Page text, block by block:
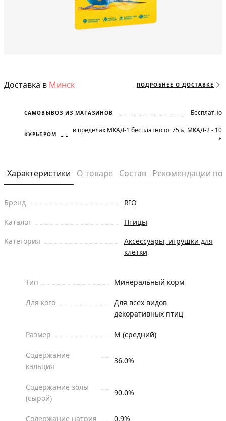
Доставка в Минск ПОДРОБНЕЕ О ДОСТАВКЕ
САМОВЫВОЗ ИЗ МАГАЗИНОВ Бесплатно
КУРЬЕРОМ в пределах МКАД-1 бесплатно от 75 BYN, МКАД-2 - 10
BYN
Характеристики О товаре Состав Рекомендации
Бренд
RIO
Каталог
Птицы
Категория
Аксессуары, игрушки для
клетки
Тип Минеральный корм
Для кого
Для всех видов
декоративных птиц
Размер M (средний)
Содержание
кальция
36.0%
Содержание золы
(сырой)
90.0%
Содержание натрия 0.9%